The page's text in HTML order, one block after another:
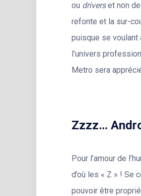
ou driverset non
refonte et la sur-
puisque se voulant
l’univers
Metro sera
Zzzz…
Pour l’amour de
d’où les « Z » ! Se
pouvoir être